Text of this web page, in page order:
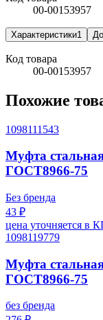
00-00153957
Характеристики1
Код товара
00-00153957
Похожие
1098111543
Муфта
ГОСТ8966-75
Без бренда
43 ₽
цена уточняется в
1098119779
Муфта
ГОСТ8966-75
без бренда